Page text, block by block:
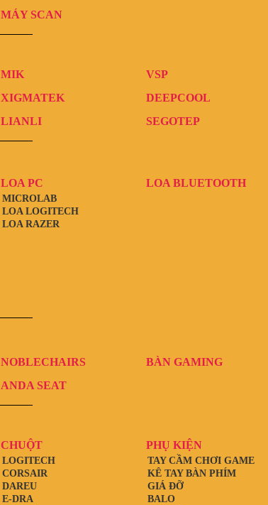
MÁY SCAN
MIK VSP
XIGMATEK DEEPCOOL
LIANLI SEGOTEP
LOA PC
LOA RAZER
LOA LOGITECH
MICROLAB
LOA BLUETOOTH
NOBLECHAIRS BÀN GAMING
ANDA SEAT
CHUỘT
E-DRA
DAREU
CORSAIR
LOGITECH
PHỤ KIỆN
BALO
GIÁ ĐỠ
KÊ TAY BÀN PHÍM
TAY CẦM CHƠI GAME